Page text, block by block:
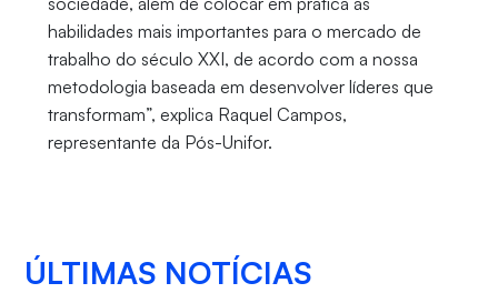
habilidades mais importantes para o mercado de
trabalho do século XXI, de acordo com a nossa
metodologia baseada em desenvolver líderes que
transformam”, explica Raquel Campos,
representante da Pós-Unifor.
ÚLTIMAS NOTÍCIAS